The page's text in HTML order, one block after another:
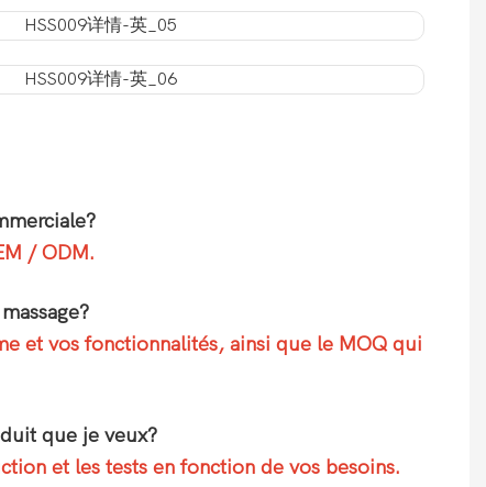
/ ODM.
et vos fonctionnalités, ainsi que le MOQ qui
que je veux?
et les tests en fonction de vos besoins.